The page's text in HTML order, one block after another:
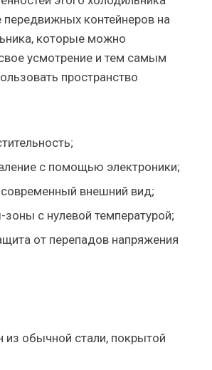
передвижных контейнеров на
которые можно
усмотрение и тем самым
пространство
с помощью электроники;
внешний вид;
с нулевой температурой;
от перепадов напряжения
из обычной стали, покрытой